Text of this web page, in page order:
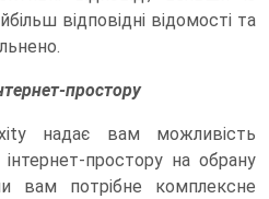
відповідні відомості та
простору
надає вам можливість
простору на обрану
вам потрібне комплексне